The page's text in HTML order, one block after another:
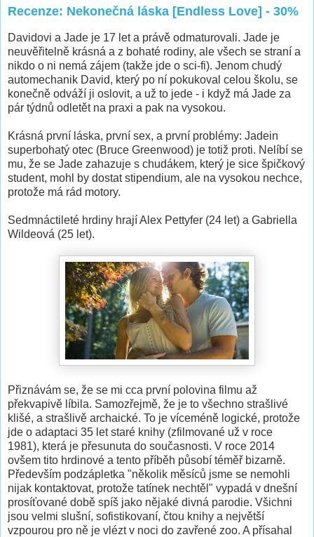
Recenze: Nekonečná láska [Endless Love] - 30%
Davidovi a Jade je 17 let a právě odmaturovali. Jade je
neuvěřitelně krásná a z bohaté rodiny, ale všech se straní a
nikdo o ni nemá zájem (takže jde o sci-fi). Jenom chudý
automechanik David, který po ní pokukoval celou školu, se
konečně odváží ji oslovit, a už to jede - i když má Jade za
pár týdnů odletět na praxi a pak na vysokou.
Krásná první láska, první sex, a první problémy: Jadein
superbohatý otec (Bruce Greenwood) je totiž proti. Nelíbí se
mu, že se Jade zahazuje s chudákem, který je sice špičkový
student, mohl by dostat stipendium, ale na vysokou nechce,
protože má rád motory.
Sedmnáctileté hrdiny hrají Alex Pettyfer (24 let) a Gabriella
Wildeová (25 let).
Přiznávám se, že se mi cca první polovina filmu až
překvapivě líbila. Samozřejmě, že je to všechno strašlivé
klišé, a strašlivě archaické. To je víceméně logické, protože
jde o adaptaci 35 let staré knihy (zfilmované už v roce
1981), která je přesunuta do současnosti. V roce 2014
ovšem tito hrdinové a tento příběh působí téměř bizarně.
Především podzápletka "několik měsíců jsme se nemohli
nijak kontaktovat, protože tatínek nechtěl" vypadá v dnešní
prosíťované době spíš jako nějaké divná parodie. Všichni
jsou velmi slušní, sofistikovaní, čtou knihy a největší
vzpourou pro ně je vlézt v noci do zavřené zoo. A přísahal